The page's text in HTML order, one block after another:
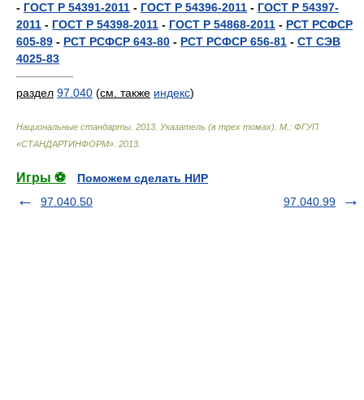
- ГОСТ Р 54391-2011 - ГОСТ Р 54396-2011 - ГОСТ Р 54397-
2011 - ГОСТ Р 54398-2011 - ГОСТ Р 54868-2011 - РСТ РСФСР
605-89 - РСТ РСФСР 643-80 - РСТ РСФСР 656-81 - СТ СЭВ
4025-83
—————
раздел 97.040 (см. также индекс)
Национальные стандарты. 2013. Указатель (в трех томах). М.: ФГУП
«СТАНДАРТИНФОРМ» 2013
Игры ⚽
Поможем сделать НИР
97.040.50
97.040.99